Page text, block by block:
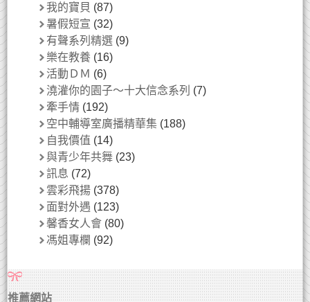
我的寶貝 (87)
暑假短宣 (32)
有聲系列精選 (9)
樂在教養 (16)
活動ＤＭ (6)
澆灌你的園子～十大信念系列 (7)
牽手情 (192)
空中輔導室廣播精華集 (188)
自我價值 (14)
與青少年共舞 (23)
訊息 (72)
雲彩飛揚 (378)
面對外遇 (123)
馨香女人會 (80)
馮姐專欄 (92)
推薦網站